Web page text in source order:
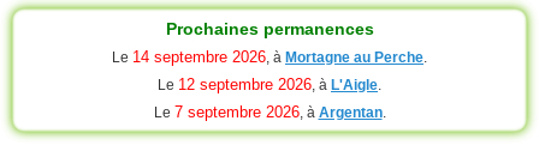
Prochaines permanences
Le 14 septembre 2026, à Mortagne au Perche.
Le 12 septembre 2026, à L'Aigle.
Le 7 septembre 2026, à Argentan.